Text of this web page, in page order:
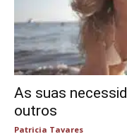
As suas
outros
Patricia Tavares